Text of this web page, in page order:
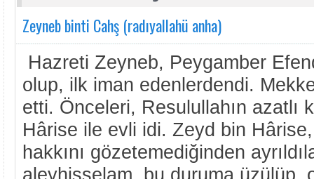
Zeyneb binti Cahş (radıyallahü anha)
Hazreti Zeyneb, Peygamber
olup, ilk iman edenlerdendi.
etti. Önceleri, Resulullahın azatlı
Hârise ile evli idi. Zeyd bin Hârise,
hakkını gözetemediğinden
aleyhisselam, bu duruma üzülüp,